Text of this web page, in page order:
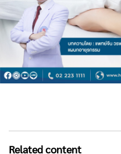
Related content